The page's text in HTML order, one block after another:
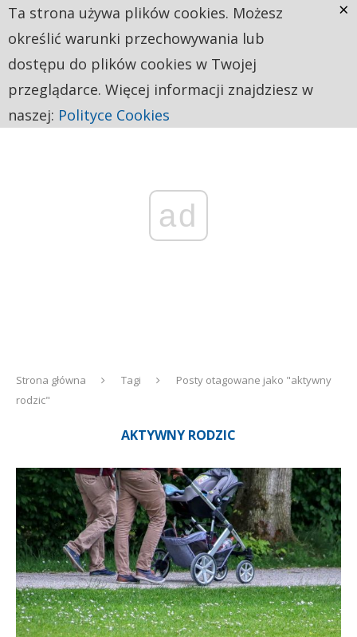
ad
Strona główna Tagi
Posty otagowane jako "aktywny
rodzic"
AKTYWNY RODZIC
Ta strona używa plików cookies. Możesz
określić warunki przechowywania lub
dostępu do plików cookies w Twojej
przeglądarce. Więcej informacji znajdziesz w
naszej: Polityce Cookies
×